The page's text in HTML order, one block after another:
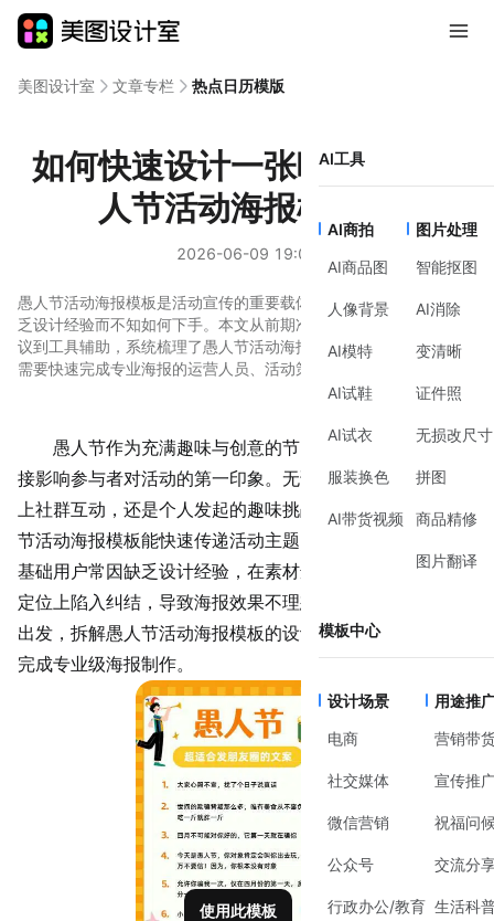
AI工具
AI商拍
AI商品图
人像背景
AI模特
AI试鞋
AI试衣
服装换色
AI带货视频
图片处理
智能抠图
AI消除
变清晰
证件照
无损改尺寸
拼图
商品精修
图片翻译
模板中心
设计场景
电商
社交媒体
微信营销
公众号
行政办公/教育
用途推
营销带
宣传推
祝福问
交流分
生活科
美图设计室 文章专栏 热点日历模版
如何快速设计一张吸引人的愚
人节活动海报模板？
2026-06-09 19:03
愚人节活动海报模板是活动宣传的重要载体，但零基础用户常因缺
乏设计经验而不知如何下手。本文从前期准备、制作方法、风格建
议到工具辅助，系统梳理了愚人节活动海报模板的设计思路，适合
需要快速完成专业海报的运营人员、活动策划者或个人用户参考。
愚人节作为充满趣味与创意的节日，活动海报的设计直
接影响参与者对活动的第一印象。无论是企业线下活动、线
上社群互动 ，还是个人发起的趣味挑战，一张吸引人的愚人
节活动海报模板能快速传递活动主题，激发参与兴趣。但零
基础用户常因缺乏设计经验，在素材选择、排版布局或风格
定位上陷入纠结，导致海报效果不理想。本文将从实际需求
出发，拆解愚人节活动海报模板的设计逻辑，帮助用户高效
完成专业级海报制作。
使用此模板